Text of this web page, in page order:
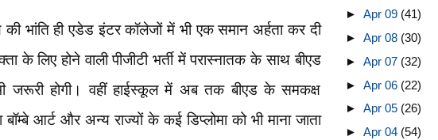
भांति ही एडेड इंटर कॉलेजों में भी एक समान अर्हता कर दी
के लिए होने वाली पीजीटी भर्ती में परास्नातक के साथ बीएड
जरूरी होगी। वहीं हाईस्कूल में अब तक बीएड के समकक्ष
बॉम्बे आर्ट और अन्य राज्यों के कई डिप्लोमा को भी माना जाता
► Apr 09 (41)
► Apr 08 (30)
► Apr 07 (32)
► Apr 06 (22)
► Apr 05 (26)
► Apr 04 (54)